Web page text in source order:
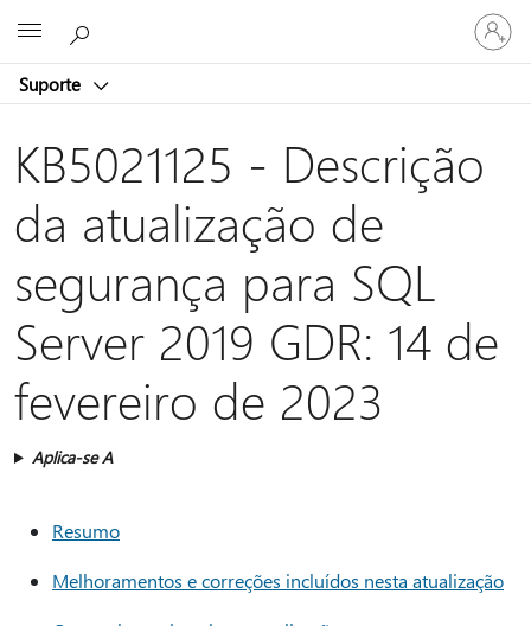
Suporte
Iniciar
sessão
na
KB5021125 - Descrição
da atualização de
segurança para SQL
Server 2019 GDR: 14 de
fevereiro de 2023
Aplica-se A
Resumo
Melhoramentos e correções incluídos nesta atualização